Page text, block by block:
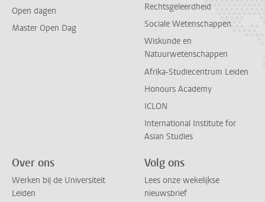
Open dagen
Master Open Dag
Rechtsgeleerdheid
Sociale Wetenschappen
Wiskunde en
Natuurwetenschappen
Afrika-Studiecentrum Leiden
Honours Academy
ICLON
International Institute for
Asian Studies
Over ons
Werken bij de Universiteit
Leiden
Volg ons
Lees onze wekelijkse
nieuwsbrief